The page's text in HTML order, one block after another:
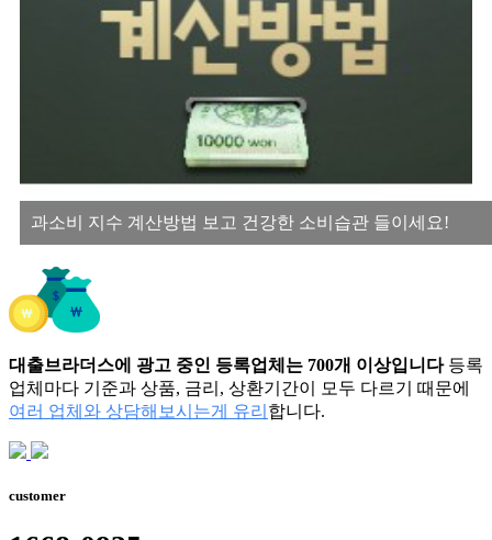
과소비 지수 계산방법 보고 건강한 소비습관 들이세요!
대출브라더스에 광고 중인 등록업체는 700개 이상입니다등록
업체마다 기준과 상품, 금리, 상환기간이 모두 다르기 때문에
여러 업체와 상담해보시는게 유리 합니다.
customer